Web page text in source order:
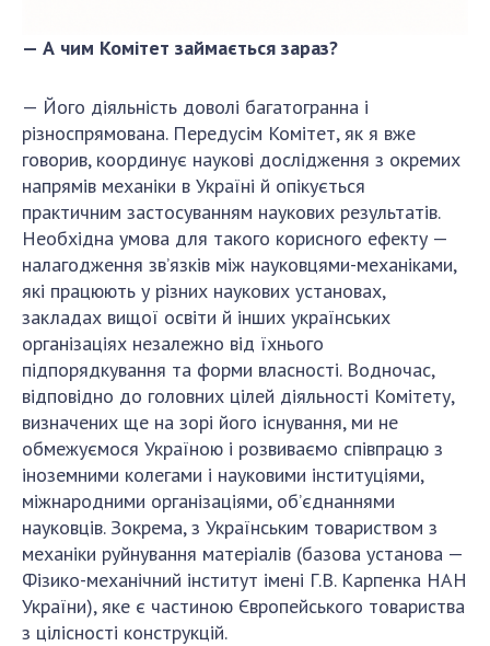
— А чим Комітет займається зараз?
— Його діяльність доволі багатогранна і
різноспрямована. Передусім Комітет, як я вже
говорив, координує наукові дослідження з окремих
напрямів механіки в Україні й опікується
практичним застосуванням наукових результатів.
Необхідна умова для такого корисного ефекту —
налагодження зв’язків між науковцями-механіками,
які працюють у різних наукових установах,
закладах вищої освіти й інших українських
організаціях незалежно від їхнього
підпорядкування та форми власності. Водночас,
відповідно до головних цілей діяльності Комітету,
визначених ще на зорі його існування, ми не
обмежуємося Україною і розвиваємо співпрацю з
іноземними колегами і науковими інституціями,
міжнародними організаціями, об’єднаннями
науковців. Зокрема, з Українським товариством з
механіки руйнування матеріалів (базова установа —
Фізико-механічний інститут імені Г.В. Карпенка НАН
України), яке є частиною Європейського товариства
з цілісності конструкцій.